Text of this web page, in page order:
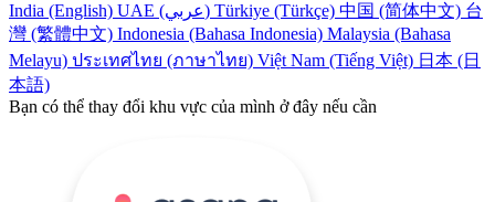
India (English)
UAE (عربي) Türkiye (Türkçe) 中国 (简体中文) 台
灣 (繁體中文) Indonesia (Bahasa Indonesia) Malaysia (Bahasa
Melayu) ประเทศไทย (ภาษาไทย) Việt Nam (Tiếng Việt) 日本 (日
本語)
Bạn có thể thay đổi khu vực của mình ở đây nếu cần